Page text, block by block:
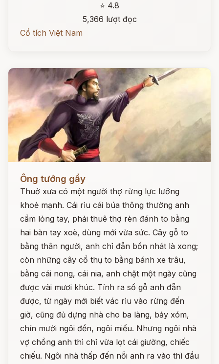
⭐ 4.8
5,366 lượt đọc
Cổ tích Việt Nam
Đọc ngay
Ông tướng gầy
Thuở xưa có một người thợ rừng lực lưỡng
khoẻ mạnh. Cái rìu cái búa thông thường anh
cầm lỏng tay, phải thuê thợ rèn đánh to bằng
hai bàn tay xoè, dùng mới vừa sức. Cây gỗ to
bằng thân người, anh chỉ đẵn bốn nhát là xong;
còn những cây cổ thụ to bằng bánh xe trâu,
bằng cái nong, cái nia, anh chặt một ngày cũng
được vài mươi khúc. Tính ra số gỗ anh đẵn
được, từ ngày mới biết vác rìu vào rừng đến
giờ, cũng đủ dựng nhà cho ba làng, bảy xóm,
chín mười ngôi đền, ngôi miếu. Nhưng ngôi nhà
vợ chồng anh thì chỉ vừa lọt cái giường, chiếc
chiếu. Ngôi nhà thấp đến nỗi anh ra vào thì đầu